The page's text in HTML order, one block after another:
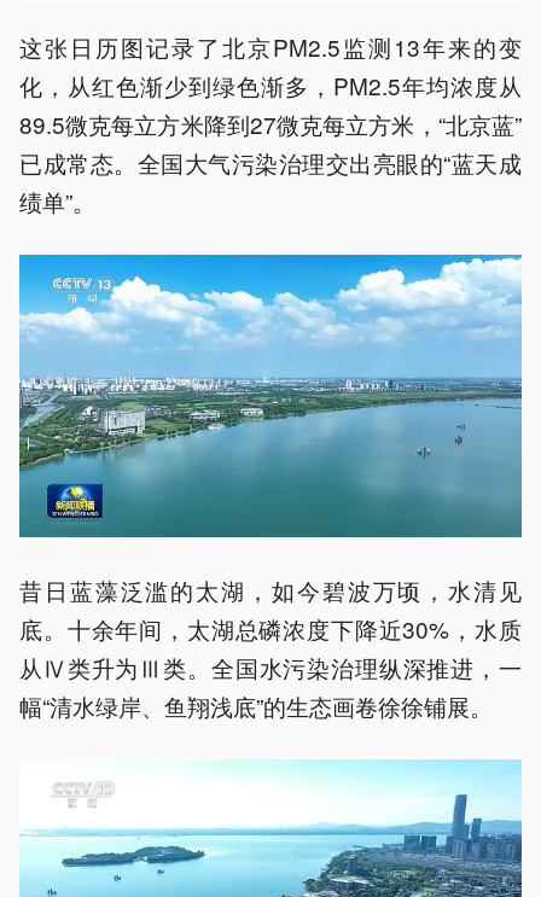
这张日历图记录了北京PM2.5监测13年来的变
化，从红色渐少到绿色渐多，PM2.5年均浓度从
89.5微克每立方米降到27微克每立方米，“北京蓝”
已成常态。全国大气污染治理交出亮眼的“蓝天成
绩单”。
昔日蓝藻泛滥的太湖，如今碧波万顷，水清见
底。十余年间，太湖总磷浓度下降近30%，水质
从Ⅳ类升为Ⅲ类。全国水污染治理纵深推进，一
幅“清水绿岸、鱼翔浅底”的生态画卷徐徐铺展。